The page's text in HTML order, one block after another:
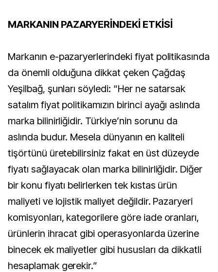
MARKANIN PAZARYERİNDEKİ ETKİSİ
Markanın e-pazaryerlerindeki fiyat politikasında
da önemli olduğuna dikkat çeken Çağdaş
Yeşilbağ, şunları söyledi: “Her ne satarsak
satalım fiyat politikamızın birinci ayağı aslında
marka bilinirliğidir. Türkiye’nin sorunu da
aslında budur. Mesela dünyanın en kaliteli
tişörtünü üretebilirsiniz fakat en üst düzeyde
fiyatı sağlayacak olan marka bilinirliğidir. Diğer
bir konu fiyatı belirlerken tek kıstas ürün
maliyeti ve lojistik maliyet değildir. Pazaryeri
komisyonları, kategorilere göre iade oranları,
ürünlerin ihracat gibi operasyonlarda üzerine
binecek ek maliyetler gibi hususları da dikkatli
hesaplamak gerekir.”